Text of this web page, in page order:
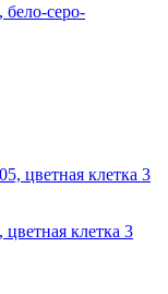
серо-
клетка 3